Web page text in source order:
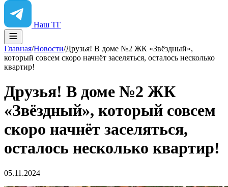
Наш ТГ
Главная/Новости/Друзья! В доме №2 ЖК «Звёздный»,
который совсем скоро начнёт заселяться, осталось несколько
квартир!
Друзья! В доме №2 ЖК
«Звёздный», который совсем
скоро начнёт заселяться,
осталось несколько квартир!
05.11.2024